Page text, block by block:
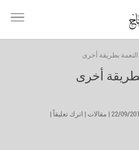
بطريقة أخرى
أخرى
مقالات اترك تعليقاً